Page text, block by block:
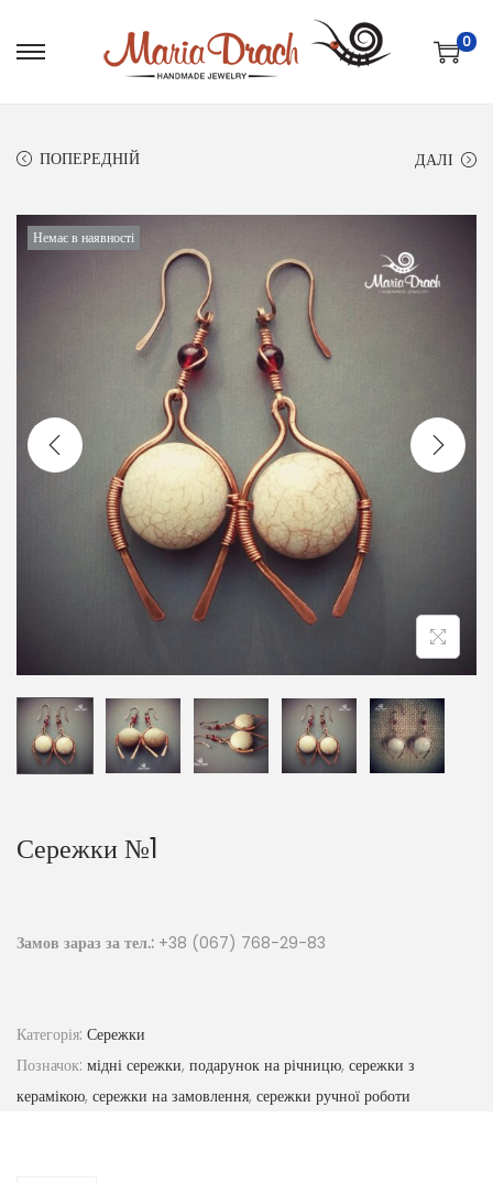
0
ПОПЕРЕДНІЙ ДАЛІ
Немає в наявності
Сережки №1
Замов зараз за тел.: +38 (067) 768-29-83
Категорія: Сережки
Позначок: мідні сережки, подарунок на річницю, сережки з
керамікою, сережки на замовлення, сережки ручної роботи